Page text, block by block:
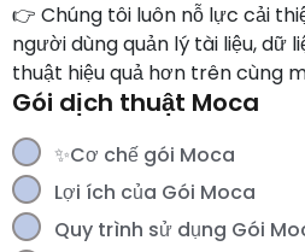
👉 Chúng tôi luôn nỗ lực cải
người dùng quản lý tài liệu, dữ
thuật hiệu quả hơn trên cùng
Gói dịch thuật Moca
✨Cơ chế gói Moca
Lợi ích của Gói Moca
Quy trình sử dụng Gói